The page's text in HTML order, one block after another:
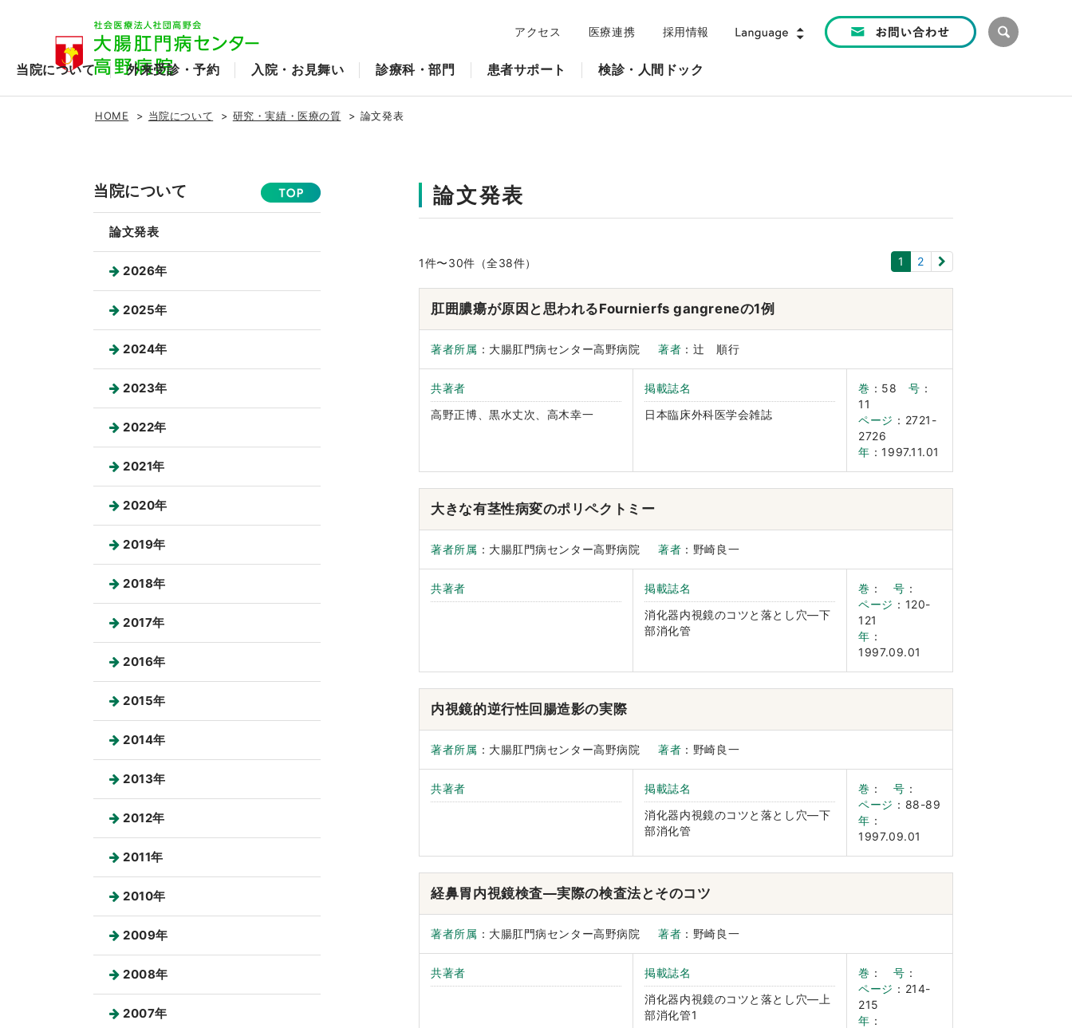
アクセス 医療連携 採用情報
当院について 外来受診・予約 入院・お見舞い 診療科・部門 患者サポート 検診・人間ドック
HOME 当院について 研究・実績・医療の質 論文発表
論文発表
1件〜30件（全38件） 1 2
肛囲膿瘍が原因と思われるFournierfs gangreneの1例
著者所属 ：大腸肛門病センター高野病院著者 ：辻 順行
共著者
高野正博、黒水丈次、高木幸一
掲載誌名
日本臨床外科医学会雑誌
巻 ：58号 ：
11
ページ ：2721-
2726
年 ：1997.11.01
大きな有茎性病変のポリペクトミー
著者所属 ：大腸肛門病センター高野病院著者 ：野崎良一
共著者
掲載誌名
消化器内視鏡のコツと落とし穴―下
部消化管
巻 ： 号 ：
ページ ：120-
121
年 ：
1997.09.01
内視鏡的逆行性回腸造影の実際
著者所属 ：大腸肛門病センター高野病院著者 ：野崎良一
共著者
掲載誌名
消化器内視鏡のコツと落とし穴―下
部消化管
巻 ： 号 ：
ページ ：88-89
年 ：
1997.09.01
経鼻胃内視鏡検査―実際の検査法とそのコツ
著者所属 ：大腸肛門病センター高野病院著者 ：野崎良一
共著者
掲載誌名
消化器内視鏡のコツと落とし穴―上
部消化管1
巻 ： 号 ：
ページ ：214-
215
年 ：
当院について
論文発表
2026年
2025年
2024年
2023年
2022年
2021年
2020年
2019年
2018年
2017年
2016年
2015年
2014年
2013年
2012年
2011年
2010年
2009年
2008年
2007年